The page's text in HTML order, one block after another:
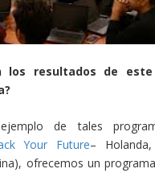
los resultados de
de tales
Your Future–
ofrecemos un